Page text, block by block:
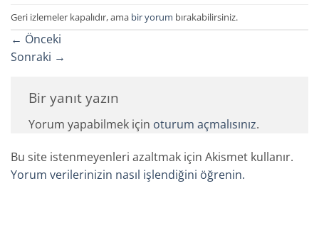
Geri izlemeler kapalıdır, ama bir yorum bırakabilirsiniz.
← Önceki
Sonraki →
Bir yanıt yazın
Yorum yapabilmek için oturum açmalısınız.
Bu site istenmeyenleri azaltmak için Akismet kullanır.
Yorum verilerinizin nasıl işlendiğini öğrenin.